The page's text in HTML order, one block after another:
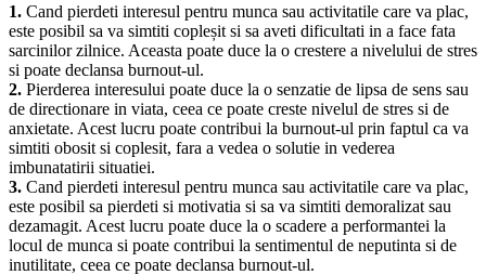
1. Cand pierdeti interesul pentru munca sau activitatile care va plac,
este posibil sa va simtiti copleșit si sa aveti dificultati in a face fata
sarcinilor zilnice. Aceasta poate duce la o crestere a nivelului de stres
si poate declansa burnout-ul.
2. Pierderea interesului poate duce la o senzatie de lipsa de sens sau
de directionare in viata, ceea ce poate creste nivelul de stres si de
anxietate. Acest lucru poate contribui la burnout-ul prin faptul ca va
simtiti obosit si coplesit, fara a vedea o solutie in vederea
imbunatatirii situatiei.
3. Cand pierdeti interesul pentru munca sau activitatile care va plac,
este posibil sa pierdeti si motivatia si sa va simtiti demoralizat sau
dezamagit. Acest lucru poate duce la o scadere a performantei la
locul de munca si poate contribui la sentimentul de neputinta si de
inutilitate, ceea ce poate declansa burnout-ul.